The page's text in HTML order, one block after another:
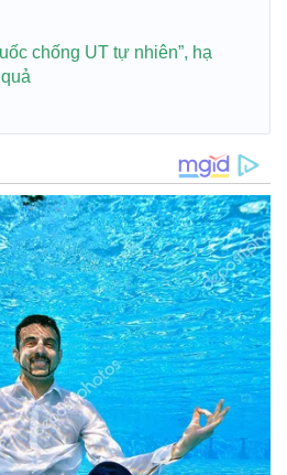
chống UT tự nhiên”, hạ